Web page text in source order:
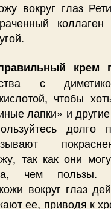
вокруг глаз
крем
с
чтобы
лапки» и
долго
так как они
чем пользы.
вокруг глаз
ее, приводя к